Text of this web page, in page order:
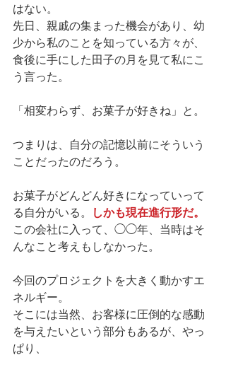
はない。
先日、親戚の集まった機会があり、幼
少から私のことを知っている方々が、
食後に手にした田子の月を見て私にこ
う言った。
「相変わらず、お菓子が好きね」と。
つまりは、自分の記憶以前にそういう
ことだったのだろう。
お菓子がどんどん好きになっていって
る自分がいる。
しかも現在進行形だ。
この会社に入って、◯◯年、当時はそ
んなこと考えもしなかった。
今回のプロジェクトを大きく動かすエ
ネルギー。
そこには当然、お客様に圧倒的な感動
を与えたいという部分もあるが、やっ
ぱり、